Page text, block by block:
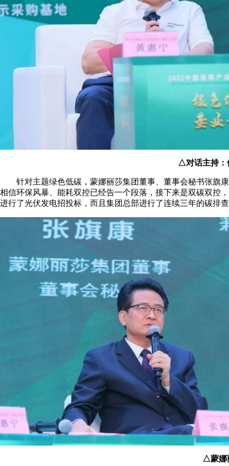
△对话主持：
针对主题绿色低碳，蒙娜丽莎集团董事、董事会秘书张旗康
相信环保风暴、能耗双控已经告一个段落，接下来是双碳双控
进行了光伏发电招投标，而且集团总部进行了连续三年的碳排
△蒙娜